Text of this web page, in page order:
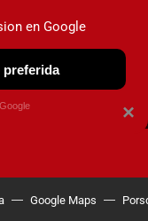
ACONDICIONADO
Google Maps
×
en Google
preferida